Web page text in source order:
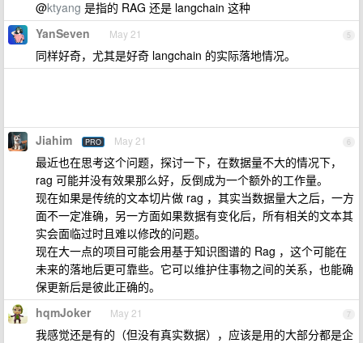
@ktyang 是指的 RAG 还是 langchain 这种
5
YanSeven May 21
同样好奇，尤其是好奇 langchain 的实际落地情况。
6
Jiahim PRO May 21
最近也在思考这个问题，探讨一下，在数据量不大的情况下，
rag 可能并没有效果那么好，反倒成为一个额外的工作量。
现在如果是传统的文本切片做 rag ，其实当数据量大之后，一方
面不一定准确，另一方面如果数据有变化后，所有相关的文本其
实会面临过时且难以修改的问题。
现在大一点的项目可能会用基于知识图谱的 Rag ，这个可能在
未来的落地后更可靠些。它可以维护住事物之间的关系，也能确
保更新后是彼此正确的。
7
hqmJoker May 21
我感觉还是有的（但没有真实数据），应该是用的大部分都是企